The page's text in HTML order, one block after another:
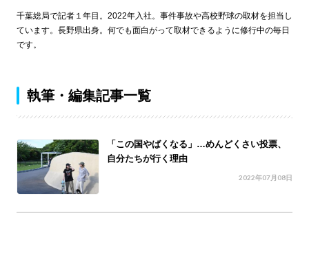
千葉総局で記者１年目。2022年入社。事件事故や高校野球の取材を担当し
ています。長野県出身。何でも面白がって取材できるように修行中の毎日
です。
執筆・編集記事一覧
「この国やばくなる」…めんどくさい投票、
自分たちが行く理由
2022年07月08日